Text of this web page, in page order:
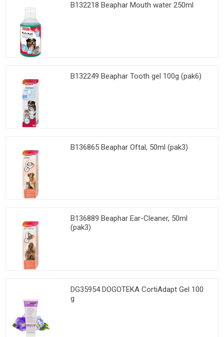
B132218 Beaphar Mouth water 250ml
B132249 Beaphar Tooth gel 100g (pak6)
B136865 Beaphar Oftal, 50ml (pak3)
B136889 Beaphar Ear-Cleaner, 50ml
(pak3)
DG35954 DOGOTEKA CortiAdapt Gel 100
g